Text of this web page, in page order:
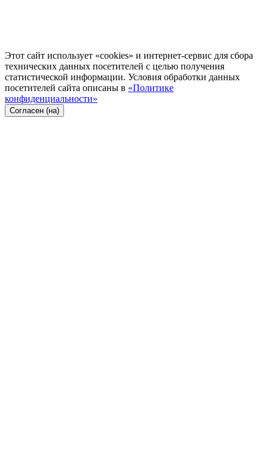
Этот сайт использует «cookies» и интернет-сервис для сбора
технических данных посетителей с целью получения
статистической информации. Условия обработки данных
посетителей сайта описаны в «Политике
конфиденциальности»
Согласен (на)